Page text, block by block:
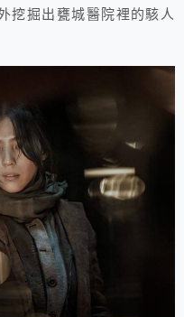
挖掘出甕城醫院裡的駭人